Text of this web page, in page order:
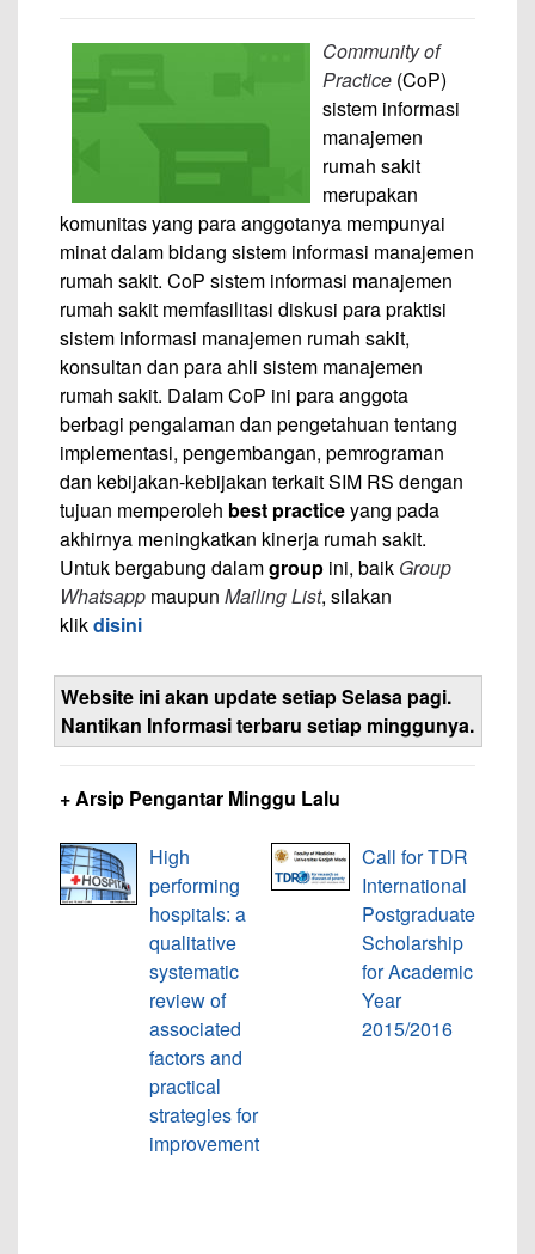
Community of
Practice (CoP)
sistem informasi
manajemen
rumah sakit
merupakan
komunitas yang para anggotanya mempunyai
minat dalam bidang sistem informasi manajemen
rumah sakit. CoP sistem informasi manajemen
rumah sakit memfasilitasi diskusi para praktisi
sistem informasi manajemen rumah sakit,
konsultan dan para ahli sistem manajemen
rumah sakit. Dalam CoP ini para anggota
berbagi pengalaman dan pengetahuan tentang
implementasi, pengembangan, pemrograman
dan kebijakan-kebijakan terkait SIM RS dengan
tujuan memperoleh best practiceyang pada
akhirnya meningkatkan kinerja rumah sakit.
Untuk bergabung dalamgroup ini, baik Group
Whatsapp maupun Mailing List, silakan
klikdisini
Website ini akan update setiap Selasa pagi.
Nantikan Informasi terbaru setiap minggunya.
+ Arsip Pengantar Minggu Lalu
High
performing
hospitals: a
qualitative
systematic
review of
associated
factors and
practical
strategies for
improvement
Call for TDR
International
Postgraduate
Scholarship
for Academic
Year
2015/2016